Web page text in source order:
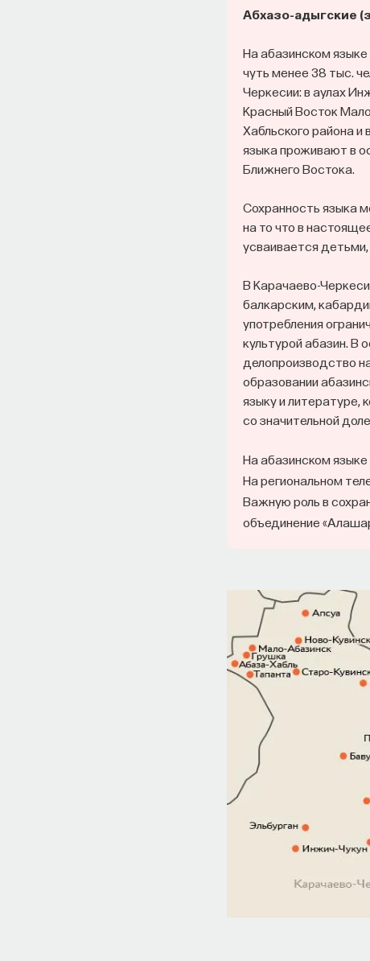
Абхазо-адыгские
На абазинском языке
чуть менее 38 тыс.
Черкесии: в аулах
Красный Восток
Хабльского района и
языка проживают в
Ближнего Востока.
Сохранность языка
на то что в
усваивается детьми,
В Карачаево-
балкарским,
употребления
культурой абазин. В
делопроизводство
образовании
языку и литературе,
со значительной
На абазинском
На региональном
Важную роль в
объединение